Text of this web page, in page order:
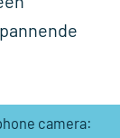
camera: